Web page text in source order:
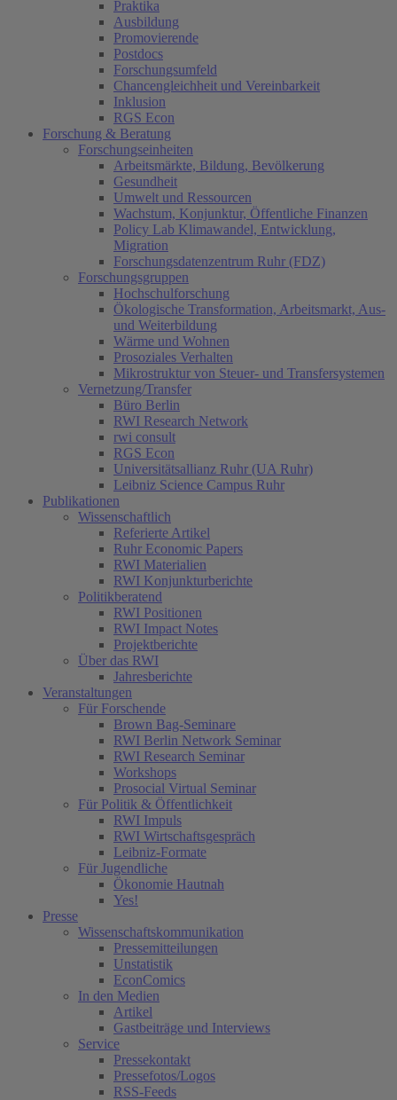
Praktika
Ausbildung
Promovierende
Postdocs
Forschungsumfeld
Chancengleichheit und Vereinbarkeit
Inklusion
RGS Econ
Forschung & Beratung
Forschungseinheiten
Arbeitsmärkte, Bildung, Bevölkerung
Gesundheit
Umwelt und Ressourcen
Wachstum, Konjunktur, Öffentliche Finanzen
Policy Lab Klimawandel, Entwicklung,
Migration
Forschungsdatenzentrum Ruhr (FDZ)
Forschungsgruppen
Hochschulforschung
Ökologische Transformation, Arbeitsmarkt, Aus-
und Weiterbildung
Wärme und Wohnen
Prosoziales Verhalten
Mikrostruktur von Steuer- und Transfersystemen
Vernetzung/Transfer
Büro Berlin
RWI Research Network
rwi consult
RGS Econ
Universitätsallianz Ruhr (UA Ruhr)
Leibniz Science Campus Ruhr
Publikationen
Wissenschaftlich
Referierte Artikel
Ruhr Economic Papers
RWI Materialien
RWI Konjunkturberichte
Politikberatend
RWI Positionen
RWI Impact Notes
Projektberichte
Über das RWI
Jahresberichte
Veranstaltungen
Für Forschende
Brown Bag-Seminare
RWI Berlin Network Seminar
RWI Research Seminar
Workshops
Prosocial Virtual Seminar
Für Politik & Öffentlichkeit
RWI Impuls
RWI Wirtschaftsgespräch
Leibniz-Formate
Für Jugendliche
Ökonomie Hautnah
Yes!
Presse
Wissenschaftskommunikation
Pressemitteilungen
Unstatistik
EconComics
In den Medien
Artikel
Gastbeiträge und Interviews
Service
Pressekontakt
Pressefotos/Logos
RSS-Feeds